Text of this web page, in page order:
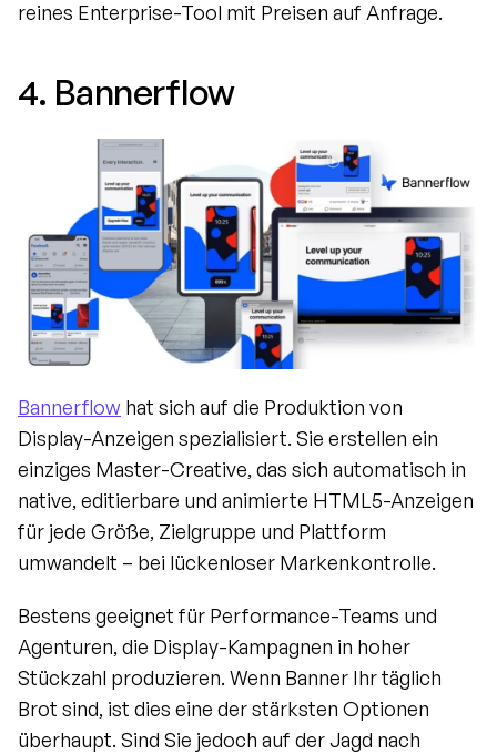
reines Enterprise-Tool mit Preisen auf Anfrage.
4. Bannerflow
Bannerflow hat sich auf die Produktion von
Display-Anzeigen spezialisiert. Sie erstellen ein
einziges Master-Creative, das sich automatisch in
native, editierbare und animierte HTML5-Anzeigen
für jede Größe, Zielgruppe und Plattform
umwandelt – bei lückenloser Markenkontrolle.
Bestens geeignet für Performance-Teams und
Agenturen, die Display-Kampagnen in hoher
Stückzahl produzieren. Wenn Banner Ihr täglich
Brot sind, ist dies eine der stärksten Optionen
überhaupt. Sind Sie jedoch auf der Jagd nach